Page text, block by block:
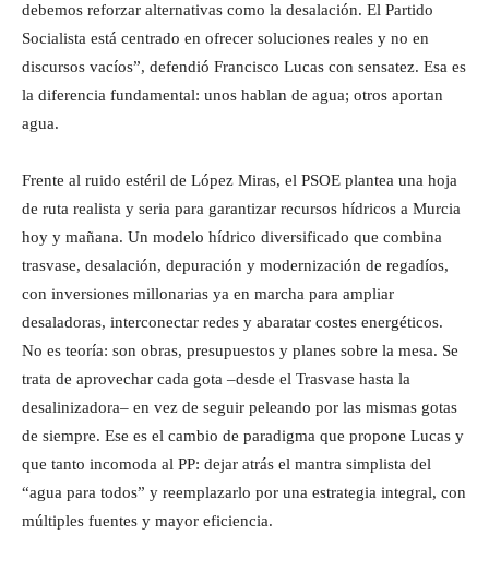
debemos reforzar alternativas como la desalación. El Partido
Socialista está centrado en ofrecer soluciones reales y no en
discursos vacíos”, defendió Francisco Lucas con sensatez. Esa es
la diferencia fundamental: unos hablan de agua; otros aportan
agua.
Frente al ruido estéril de López Miras, el PSOE plantea una hoja
de ruta realista y seria para garantizar recursos hídricos a Murcia
hoy y mañana. Un modelo hídrico diversificado que combina
trasvase, desalación, depuración y modernización de regadíos,
con inversiones millonarias ya en marcha para ampliar
desaladoras, interconectar redes y abaratar costes energéticos.
No es teoría: son obras, presupuestos y planes sobre la mesa. Se
trata de aprovechar cada gota –desde el Trasvase hasta la
desalinizadora– en vez de seguir peleando por las mismas gotas
de siempre. Ese es el cambio de paradigma que propone Lucas y
que tanto incomoda al PP: dejar atrás el mantra simplista del
“agua para todos” y reemplazarlo por una estrategia integral, con
múltiples fuentes y mayor eficiencia.